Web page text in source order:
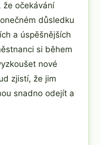
že očekávání
důsledku
a úspěšnějších
si během
nové
zjistí, že jim
snadno odejít a